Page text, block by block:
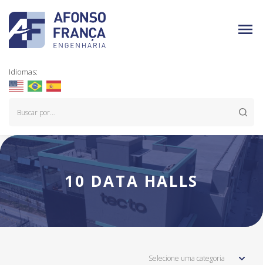
Idiomas:
10 DATA HALLS
Selecione uma categoria